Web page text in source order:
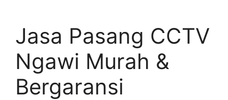
Jasa Pasang CCTV
Ngawi Murah &
Bergaransi